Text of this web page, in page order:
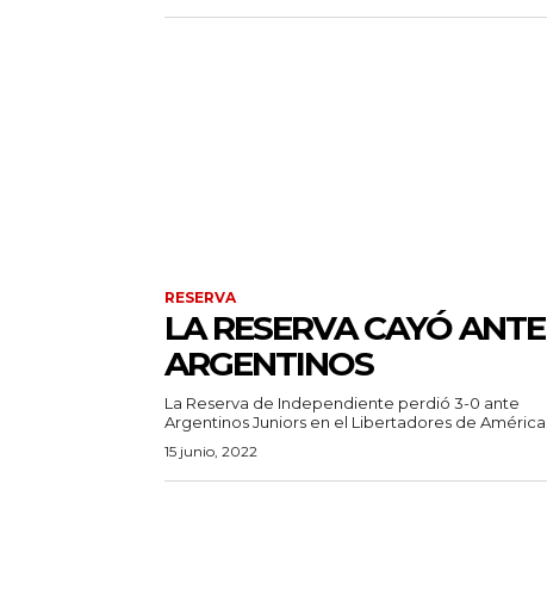
RESERVA
LA RESERVA CAYÓ ANTE
ARGENTINOS
La Reserva de Independiente perdió 3-0 ante
Argentinos Juniors en el Libertadores de América...
15 junio, 2022